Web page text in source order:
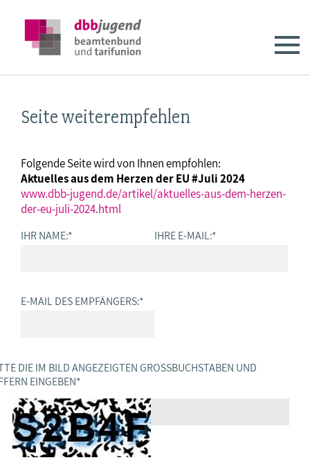
Seite weiterempfehlen
Folgende Seite wird von Ihnen empfohlen:
Aktuelles aus dem Herzen der EU #Juli 2024
www.dbb-jugend.de/artikel/aktuelles-aus-dem-herzen-
der-eu-juli-2024.html
IHR NAME:* IHRE E-MAIL:*
E-MAIL DES EMPFÄNGERS:*
DIE IM BILD ANGEZEIGTEN GROSSBUCHSTABEN UND Z
EINGEBEN *